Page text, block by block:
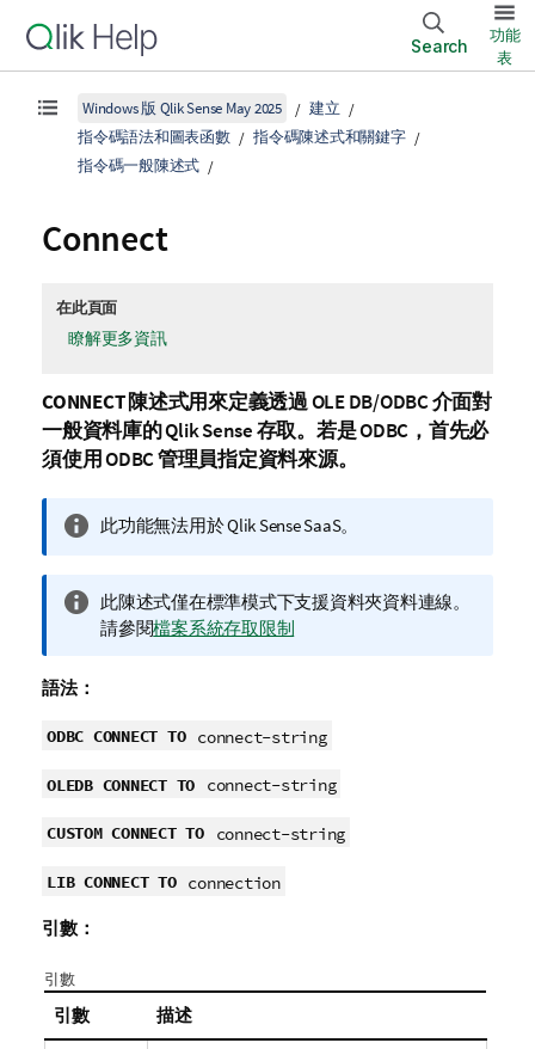
Search
功能
表
Windows 版 Qlik Sense May 2025
建立
指令碼語法和圖表函數
指令碼陳述式和關鍵字
指令碼一般陳述式
Connect
在此頁面
瞭解更多資訊
CONNECT陳述式用來定義透過OLE DB/ODBC介面對
一般資料庫的Qlik Sense存取。若是ODBC ，首先必
須使用 ODBC管理員指定資料來源。
資
註
此功能無法用於Qlik Sense SaaS。
資
訊
此陳述式僅在標準模式下支援資料夾資料連線。
請參閱檔案系統存取限制
語法：
ODBC CONNECT TO connect-string
OLEDB CONNECT TO connect-string
CUSTOM CONNECT TO connect-string
LIB CONNECT TO connection
引數：
引數
引數 描述